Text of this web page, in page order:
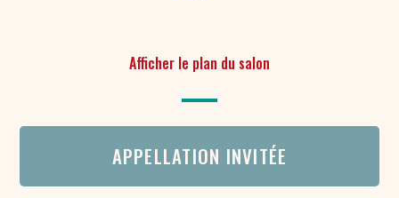
Afficher le plan du salon
APPELLATION INVITÉE